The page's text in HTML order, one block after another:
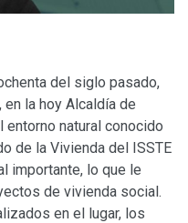
del siglo pasado,
la hoy Alcaldía de
natural conocido
de la Vivienda del ISSTE
importante, lo que le
de vivienda social.
en el lugar, los